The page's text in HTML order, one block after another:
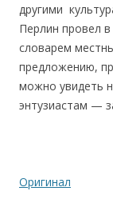
другими
Перлин провел
словарем
предложению,
можно увидеть
энтузиастам —
Оригинал